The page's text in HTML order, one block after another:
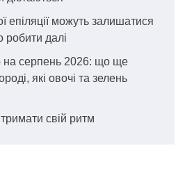
епіляції можуть залишатися
робити далі
на серпень 2026: що ще
які овочі та зелень
свій ритм